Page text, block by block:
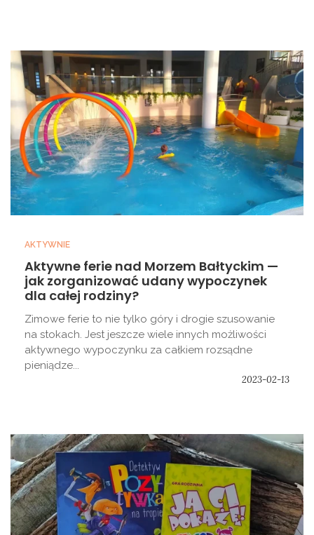
AKTYWNIE
Aktywne ferie nad Morzem Bałtyckim —
jak zorganizować udany wypoczynek
dla całej rodziny?
Zimowe ferie to nie tylko góry i drogie szusowanie
na stokach. Jest jeszcze wiele innych możliwości
aktywnego wypoczynku za całkiem rozsądne
pieniądze...
2023-02-13